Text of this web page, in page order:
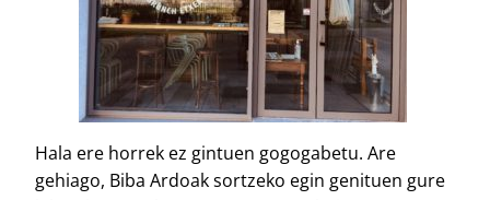
Hala ere horrek ez gintuen gogogabetu. Are
gehiago, Biba Ardoak sortzeko egin genituen gure